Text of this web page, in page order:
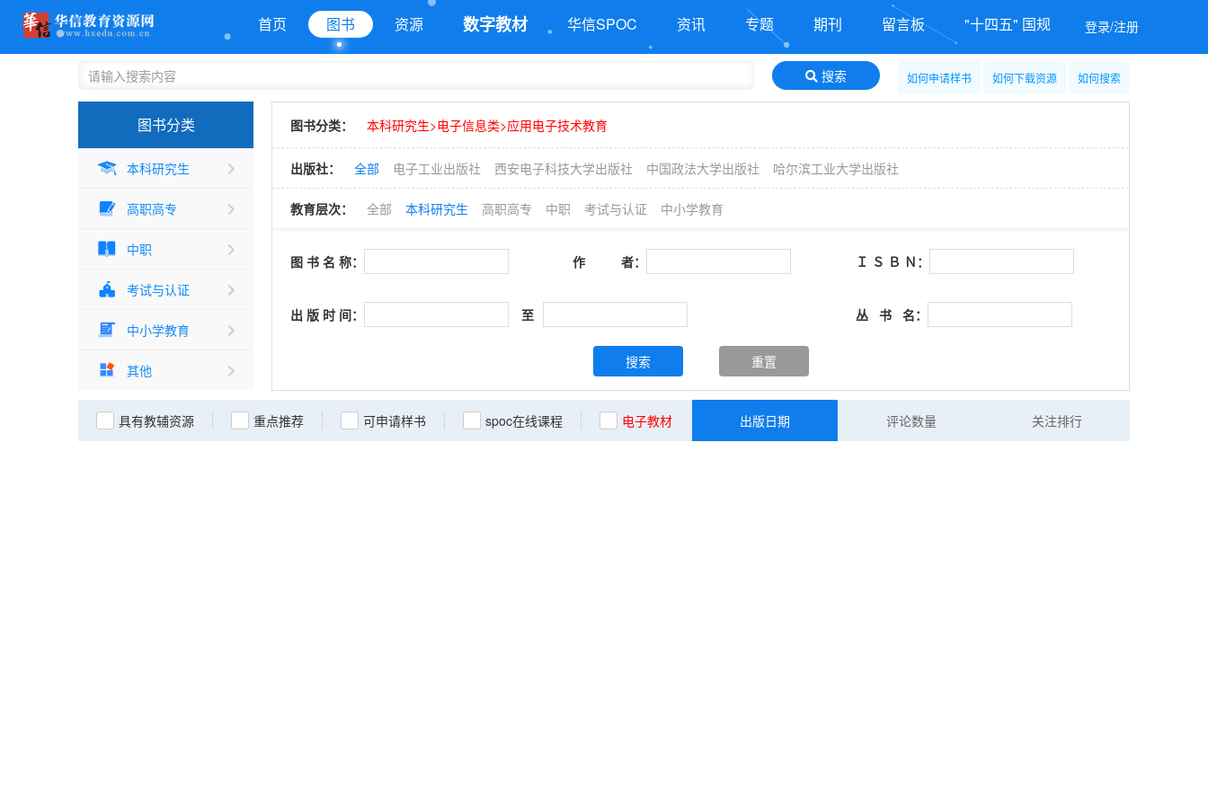
首页 图书 资源 数字教材 华信SPOC 资讯 专题 期刊 留言板 "十四五" 国规 登录/注册
搜索 如何申请样书 如何下载资源 如何搜索
图书分类
本科研究生
高职高专
中职
考试与认证
中小学教育
其他
图书分类： 本科研究生>电子信息类>应用电子技术教育
出版社： 全部 电子工业出版社 西安电子科技大学出版社 中国政法大学出版社 哈尔滨工业大学出版社
教育层次： 全部 本科研究生 高职高专 中职 考试与认证 中小学教育
图 书 名 称： 作 者： Ｉ Ｓ Ｂ Ｎ：
出 版 时 间： 至 丛 书 名：
搜索 重置
具有教辅资源 重点推荐 可申请样书 spoc在线课程 电子教材 关注排行
评论数量
出版日期